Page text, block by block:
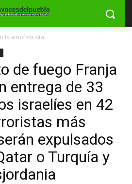
Islamofascista
de fuego Franja
entrega de 33
israelíes en 42
más
expulsados
o Turquía y